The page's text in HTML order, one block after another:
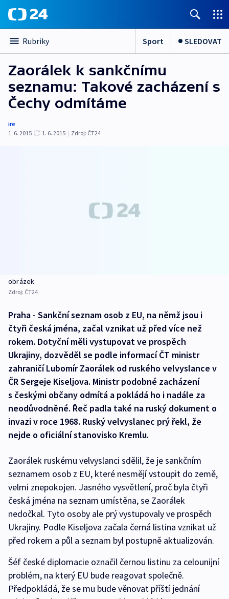
Rubriky Sport SLEDOVAT
Zaorálek k sankčnímu
seznamu: Takové zacházení s
Čechy odmítáme
ire
1. 6. 2015
1. 6. 2015 | Zdroj: ČT24
obrázek
Zdroj: ČT24
Praha - Sankční seznam osob z EU, na němž jsou i
čtyři česká jména, začal vznikat už před více než
rokem. Dotyční měli vystupovat ve prospěch
Ukrajiny, dozvěděl se podle informací ČT ministr
zahraničí Lubomír Zaorálek od ruského velvyslance v
ČR Sergeje Kiseljova. Ministr podobné zacházení
s českými občany odmítá a pokládá ho i nadále za
neodůvodněné. Řeč padla také na ruský dokument o
invazi v roce 1968. Ruský velvyslanec prý řekl, že
nejde o oficiální stanovisko Kremlu.
Zaorálek ruskému velvyslanci sdělil, že je sankčním
seznamem osob z EU, které nesmějí vstoupit do země,
velmi znepokojen. Jasného vysvětlení, proč byla čtyři
česká jména na seznam umístěna, se Zaorálek
nedočkal. Tyto osoby ale prý vystupovaly ve prospěch
Ukrajiny. Podle Kiseljova začala černá listina vznikat už
před rokem a půl a seznam byl postupně aktualizován.
Šéf české diplomacie označil černou listinu za celounijní
problém, na který EU bude reagovat společně.
Předpokládá, že se mu bude věnovat příští jednání